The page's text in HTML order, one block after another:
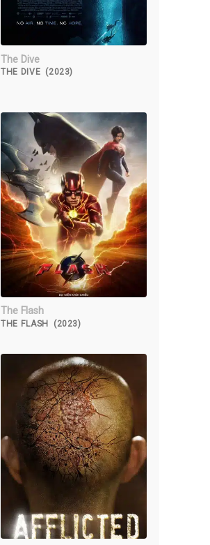
The Dive
THE DIVE (2023)
The Flash
THE FLASH (2023)